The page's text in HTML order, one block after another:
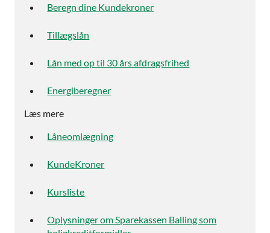
Beregn dine Kundekroner
Tillægslån
Lån med op til 30 års afdragsfrihed
Energiberegner
Læs mere
Låneomlægning
KundeKroner
Kursliste
Oplysninger om Sparekassen Balling som